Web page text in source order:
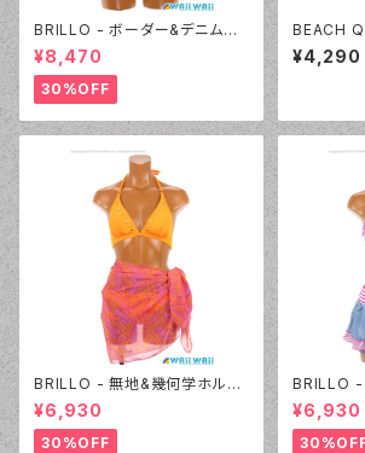
BRILLO - ボーダー&デニムビ
¥8,470
30%OFF
BEACH
ーリング
- 09:ホワイ
¥4,290
BRILLO - 無地&幾何学ホルタ
ー 2Wayパレオセット（3313 -
20:オレンジ）
¥6,930
30%OFF
BRILLO -
キニ キュロ
2:ピンク）
¥6,930